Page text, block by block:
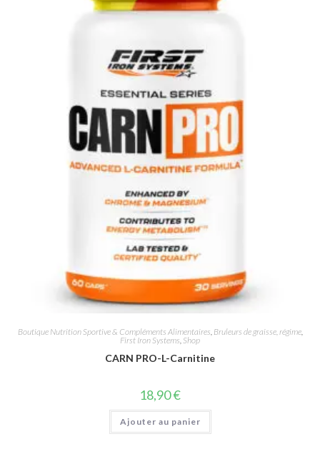
Boutique Nutrition Sportive & Compléments Alimentaires, Bruleurs de graisse, régime,
First Iron Systems, Shop
CARN PRO-L-Carnitine
18,90€
Ajouter au panier